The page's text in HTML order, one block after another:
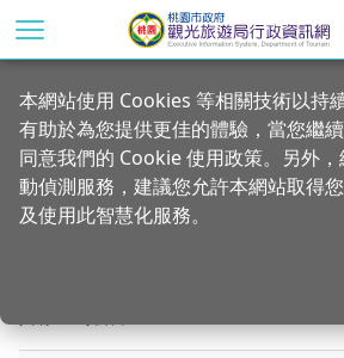
到
首頁 便民服務
常見問題
本網站使用 Cookies 等相關技術以持
有助於為您提供更佳的體驗，當您繼
同意我們的 Cookie 使用政策。另外
動偵測服務，建議您允許本網站取得
及使用此智慧化服務。